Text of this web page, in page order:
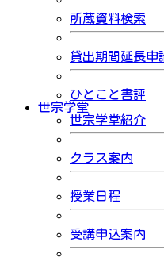
所蔵資料検索
貸出期間延長申
ひとこと書評
世宗学堂
世宗学堂紹介
クラス案内
授業日程
受講申込案内